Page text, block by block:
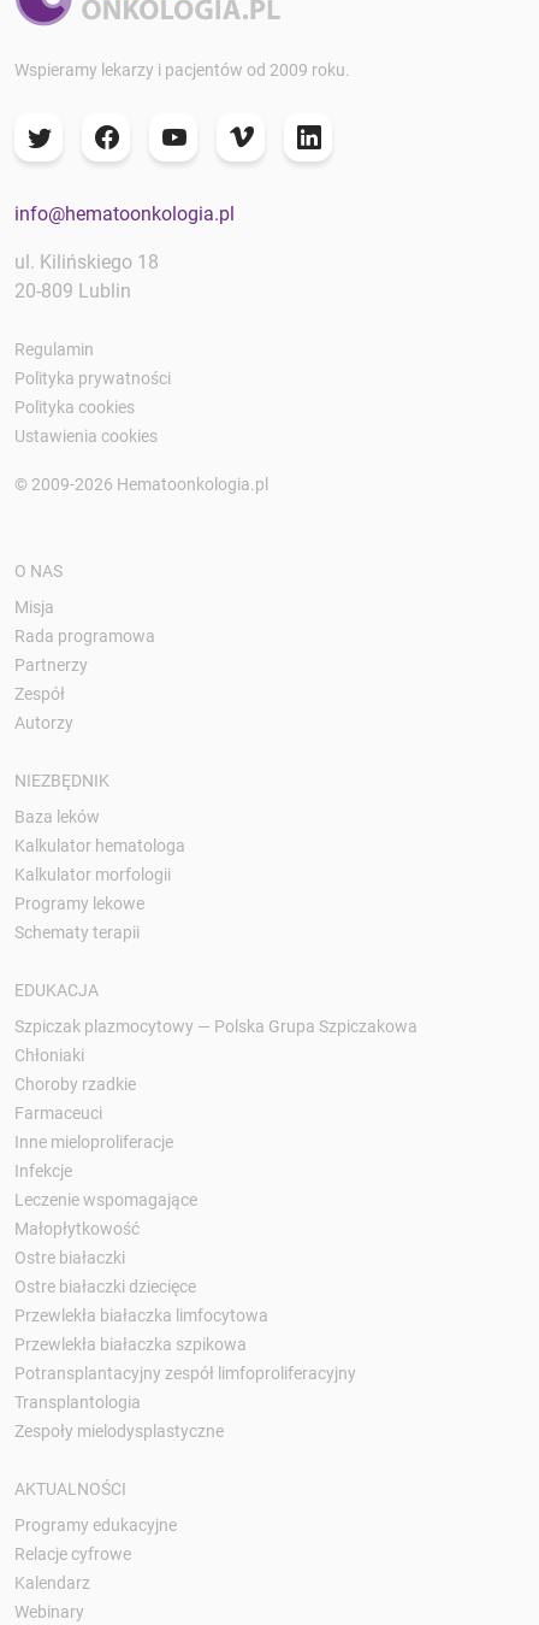
Wspieramy lekarzy i pacjentów od 2009 roku.
info@hematoonkologia.pl
ul. Kilińskiego 18
20-809 Lublin
Regulamin
Polityka prywatności
Polityka cookies
Ustawienia cookies
© 2009-2026 Hematoonkologia.pl
O NAS
Misja
Rada programowa
Partnerzy
Zespół
Autorzy
NIEZBĘDNIK
Baza leków
Kalkulator hematologa
Kalkulator morfologii
Programy lekowe
Schematy terapii
EDUKACJA
Szpiczak plazmocytowy — Polska Grupa Szpiczakowa
Chłoniaki
Choroby rzadkie
Farmaceuci
Inne mieloproliferacje
Infekcje
Leczenie wspomagające
Małopłytkowość
Ostre białaczki
Ostre białaczki dziecięce
Przewlekła białaczka limfocytowa
Przewlekła białaczka szpikowa
Potransplantacyjny zespół limfoproliferacyjny
Transplantologia
Zespoły mielodysplastyczne
AKTUALNOŚCI
Programy edukacyjne
Relacje cyfrowe
Kalendarz
Webinary